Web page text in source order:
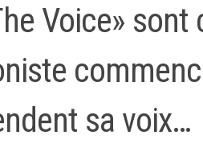
Voice» sont
sa voix…